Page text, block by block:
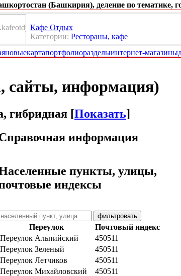
(Башкирия), деление по тематике,
Кафе Отдых
Категории: Рестораны, кафе
новыекартапортфолиоразделыинтернет-магазины
сайты, информация)
гибридная [Показать]
информация
пункты, улицы,
индексы
Переулок
Почтовый индекс
Переулок Альпийский
450511
Переулок Зеленый
450511
Переулок Летчиков
450511
Переулок Михайловский
450511